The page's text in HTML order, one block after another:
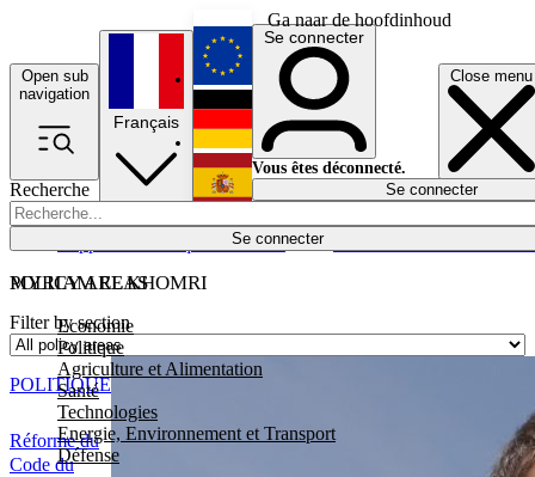
Ga naar de hoofdinhoud
Open sub
navigation
Close menu
Recherche
Se connecter
POLICY AREAS
Economie
Politique
Agriculture et Alimentation
Santé
Technologies
Energie, Environnement et Transport
Défense
Économie
Français
English
Deutsch
Español
Se connecter
Vous êtes déconnecté.
Se connecter
MYRIAM EL KHOMRI
Filter by section
Réforme du
Code du
POLITIQUE